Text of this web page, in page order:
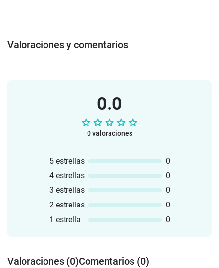
Valoraciones y comentarios
0.0
0 valoraciones
5 estrellas
0
4 estrellas
0
3 estrellas
0
2 estrellas
0
1 estrella
0
Valoraciones (0)Comentarios (0)